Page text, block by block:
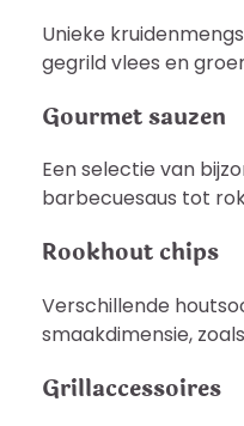
Unieke
gegrild vlees en
Gourmet sauzen
Een selectie van
barbecuesaus tot
Rookhout chips
Verschillende
smaakdimensie,
Grillaccessoires